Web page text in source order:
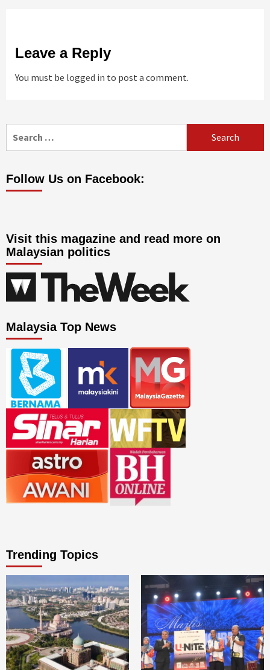
Leave a Reply
You must be logged in to post a comment.
for:
Follow Us on Facebook:
Visit this magazine and read more on
Malaysian politics
Malaysia Top News
Trending Topics